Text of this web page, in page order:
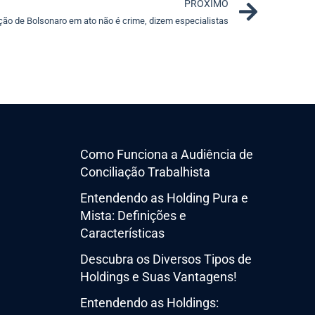
PRÓXIMO
de Bolsonaro em ato não é crime, dizem especialistas
Como Funciona a Audiência de
Conciliação Trabalhista
Entendendo as Holding Pura e
Mista: Definições e
Características
Descubra os Diversos Tipos de
Holdings e Suas Vantagens!
Entendendo as Holdings: